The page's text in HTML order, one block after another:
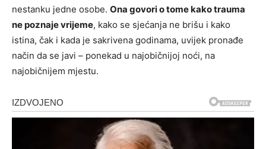
nestanku jedne osobe. Ona govori o tome kako trauma
ne poznaje vrijeme, kako se sjećanja ne brišu i kako
istina, čak i kada je sakrivena godinama, uvijek pronađe
način da se javi – ponekad u najobičnijoj noći, na
najobičnijem mjestu.